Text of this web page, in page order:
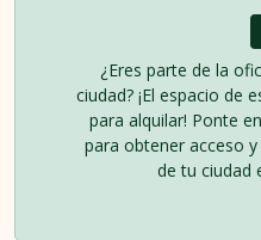
¿Eres parte de la
ciudad? ¡El espacio de
para alquilar! Ponte
para obtener acceso
de tu ciudad